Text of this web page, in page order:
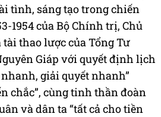
tình, sáng tạo trong chiến
1954 của Bộ Chính trị, Chủ
thao lược của Tổng Tư
Giáp với quyết định lịch
giải quyết nhanh”
chắc”, cùng tinh thần đoàn
và dân ta “tất cả cho tiền